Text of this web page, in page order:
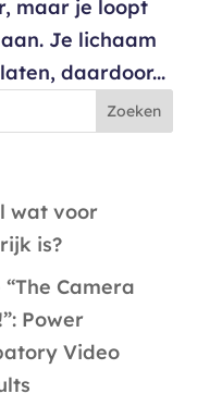
maar je loopt
Je lichaam
daardoor...
wat voor
is?
Camera
Power
Video